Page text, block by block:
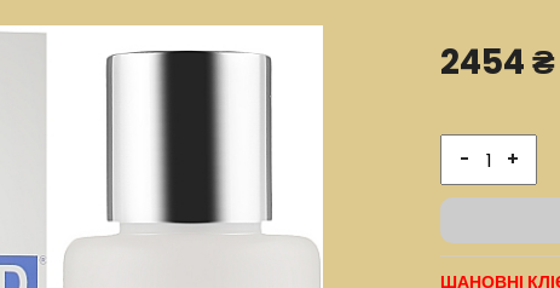
2454 ₴
- +
ШАНОВНІ